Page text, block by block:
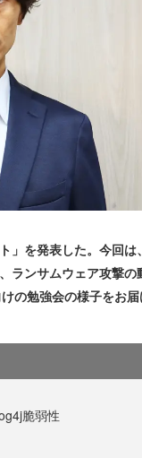
を発表した。今回は
ランサムウェア攻撃の
の勉強会の様子をお届
脆弱性